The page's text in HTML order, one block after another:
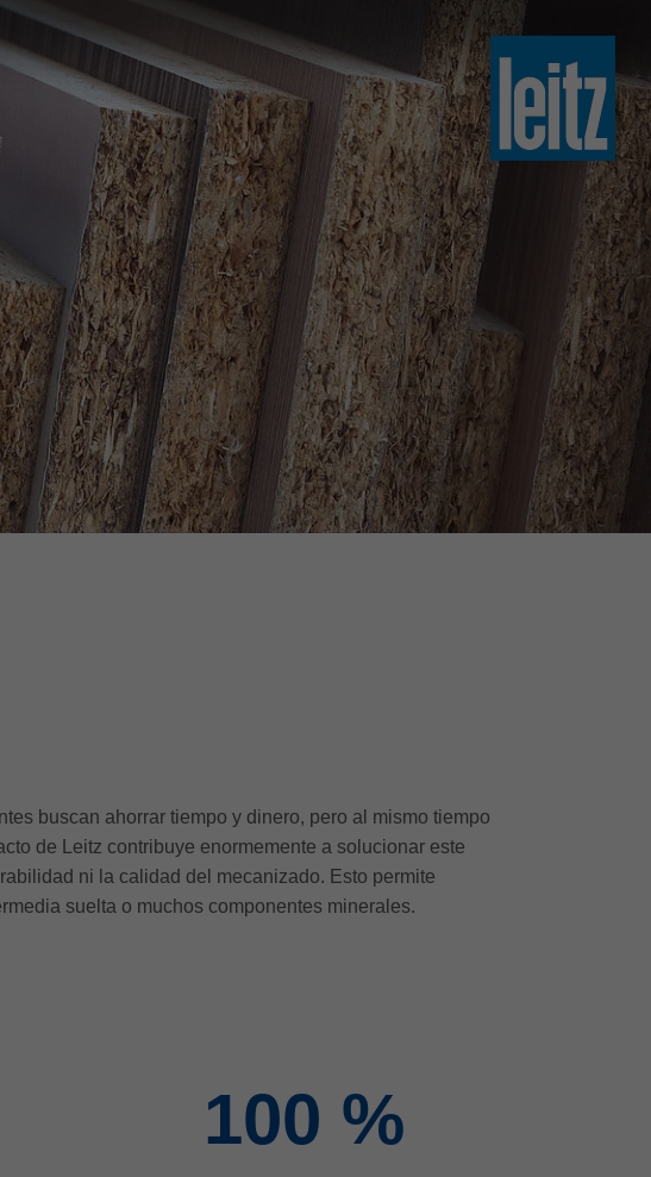
english
english
türkçe
english
tiếng việt
中文
ศไทย ไทย
yкраїнська
buscan ahorrar tiempo y dinero, pero al mismo tiempo
de Leitz contribuye enormemente a solucionar este
ni la calidad del mecanizado. Esto permite
suelta o muchos componentes minerales.
100 %